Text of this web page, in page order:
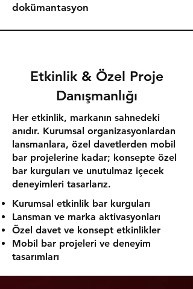
dokümantasyon
Etkinlik & Özel Proje
Danışmanlığı
Her etkinlik, markanın sahnedeki
anıdır. Kurumsal organizasyonlardan
lansmanlara, özel davetlerden mobil
bar projelerine kadar; konsepte özel
bar kurguları ve unutulmaz içecek
deneyimleri tasarlarız.
Kurumsal etkinlik bar kurguları
Lansman ve marka aktivasyonları
Özel davet ve konsept etkinlikler
Mobil bar projeleri ve deneyim
tasarımları